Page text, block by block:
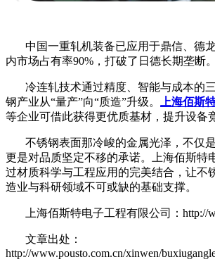
中国一重轧机装备已应用于鼎信、德
内市场占有率90%，打破了日德长期垄断。
冷连轧技术通过精度、智能与成本的
钢产业从“量产”向“质造”升级。
上海佰斯
等企业可借此获得更优质基材，提升设备
不锈钢表面那冷峻的金属光泽，不仅
更是对品质坚定不移的承诺。上海佰斯特
过材质科学与工程应用的完美结合，让不
造业与科研领域不可或缺的基础支撑。
上海佰斯特电子工程有限公司：http://
文章出处：
http://www.pousto.com.cn/xinwen/